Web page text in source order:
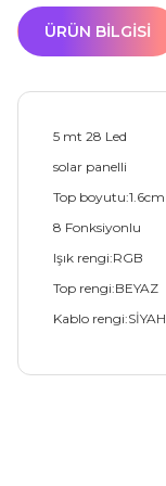
ÜRÜN BILGISI
5 mt 28 Led
solar panelli
Top boyutu:1.6cm
8 Fonksiyonlu
Işık rengi:RGB
Top rengi:BEYAZ
Kablo rengi:SİYAH